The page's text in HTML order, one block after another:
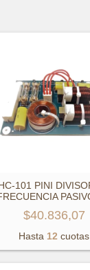
101 PINI
$40.836,07
Hasta 12 cuotas